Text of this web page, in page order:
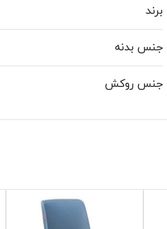
برند
جنس بدنه
جنس روکش